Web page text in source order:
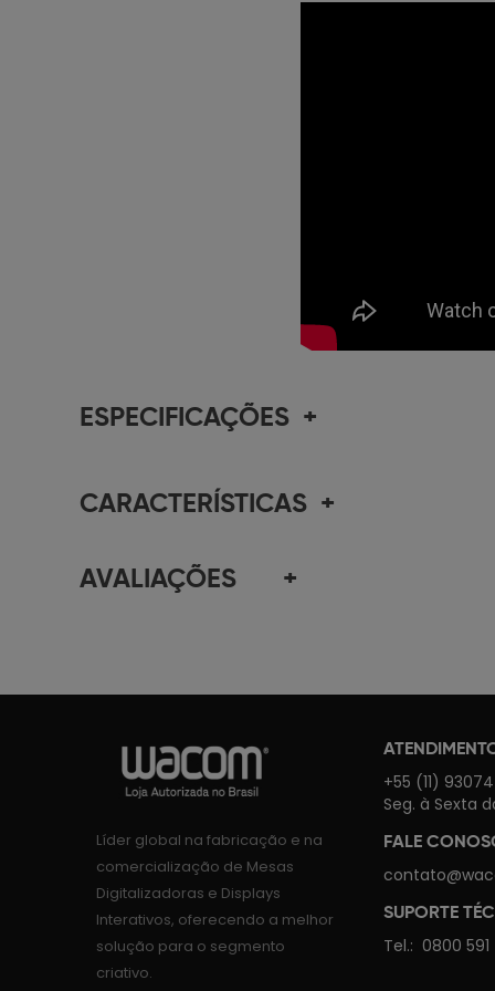
ESPECIFICAÇÕES +
CARACTERÍSTICAS +
AVALIAÇÕES +
Líder global na fabricação e na
comercialização de Mesas
Digitalizadoras e Displays
Interativos, oferecendo a melhor
solução para o segmento
criativo.
+55 (11)
Seg. à Sexta
FALE
SUPORTE
Tel.: 0800 591